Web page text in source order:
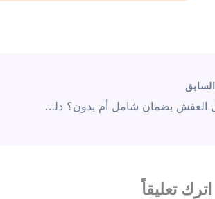
السابق
نقل العفش بضمان شامل أم بدون؟ دليل لفهم مسؤولية الشركة عن التلف
اترك تعليقاً